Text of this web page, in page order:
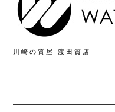
川崎の質屋 渡田質店